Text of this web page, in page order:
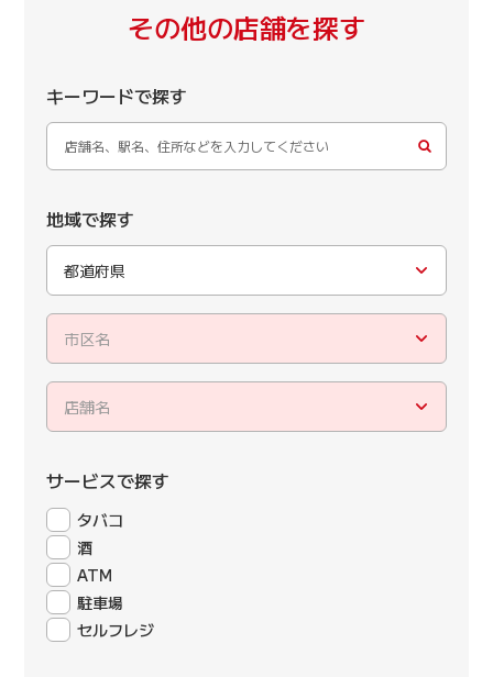
その他の店舗を探す
キーワードで探す
地域で探す
都道府県
市区名
店舗名
サービスで探す
タバコ
酒
ATM
駐車場
セルフレジ